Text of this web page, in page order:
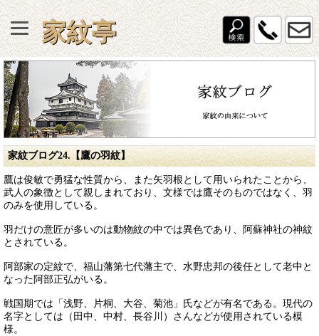
家紋亭
家紋ブログ24.【鷹の羽紋】
鷹は俊敏で勇猛な性質から、また矢羽根として用いられたことから、
武人の象徴として親しまれており、文様では鷹そのものではなく、羽
のみを使用している。
羽だけの意匠が多いのは動物紋の中では異色であり、阿蘇神社の神紋
とされている。
阿部家の定紋で、福山藩第七代藩主で、水野忠邦の後任として老中と
なった阿部正弘がいる。
戦国期では「浅野、片桐、大谷、菊池」氏などが有名である。現代の
名字としては（田中、中村、長谷川）さんなどが使用されている模
様。